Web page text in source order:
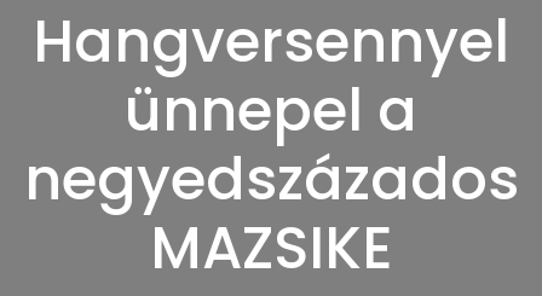
Hangversennyel
ünnepel a
negyedszázados
MAZSIKE